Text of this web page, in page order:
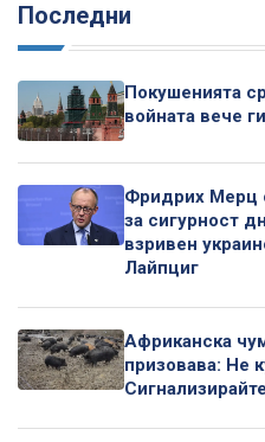
Последни
Покушенията
войната вече
Фридрих Мерц
за сигурност
взривен
Лайпциг
Африканска
призовава: Не